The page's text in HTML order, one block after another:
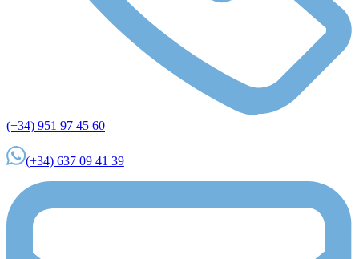
(+34) 951 97 45 60
(+34) 637 09 41 39